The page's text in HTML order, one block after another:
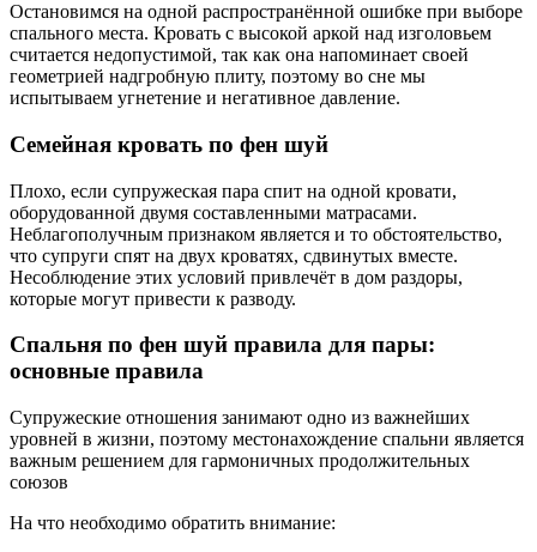
Остановимся на одной распространённой ошибке при выборе
спального места. Кровать с высокой аркой над изголовьем
считается недопустимой, так как она напоминает своей
геометрией надгробную плиту, поэтому во сне мы
испытываем угнетение и негативное давление.
Семейная кровать по фен шуй
Плохо, если супружеская пара спит на одной кровати,
оборудованной двумя составленными матрасами.
Неблагополучным признаком является и то обстоятельство,
что супруги спят на двух кроватях, сдвинутых вместе.
Несоблюдение этих условий привлечёт в дом раздоры,
которые могут привести к разводу.
Спальня по фен шуй правила для пары:
основные правила
Супружеские отношения занимают одно из важнейших
уровней в жизни, поэтому местонахождение спальни является
важным решением для гармоничных продолжительных
союзов
На что необходимо обратить внимание: